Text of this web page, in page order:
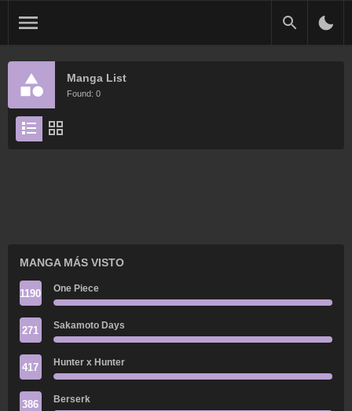
Manga List
Found: 0
MANGA MÁS VISTO
1190 One Piece
271 Sakamoto Days
417 Hunter x Hunter
386 Berserk